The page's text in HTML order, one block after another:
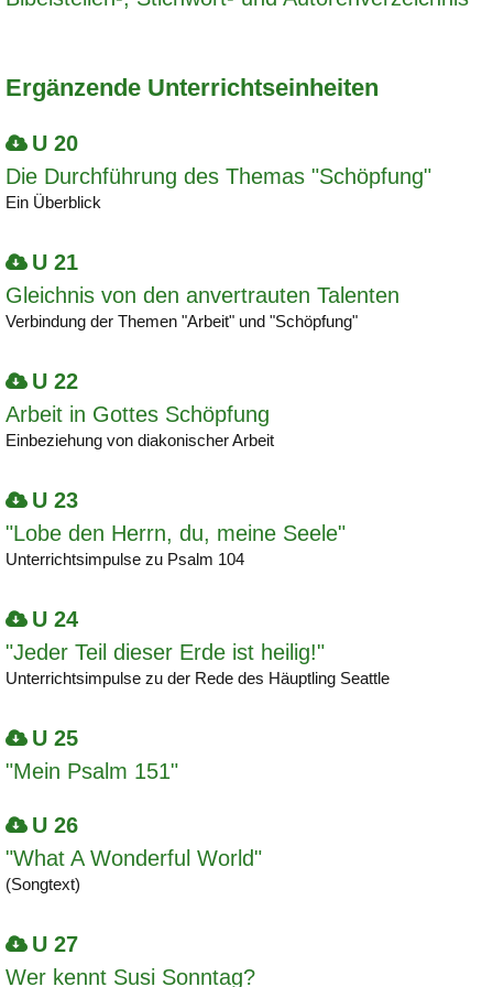
Ergänzende Unterrichtseinheiten
U 20
Die Durchführung des Themas "Schöpfung"
Ein Überblick
U 21
Gleichnis von den anvertrauten Talenten
Verbindung der Themen "Arbeit" und "Schöpfung"
U 22
Arbeit in Gottes Schöpfung
Einbeziehung von diakonischer Arbeit
U 23
"Lobe den Herrn, du, meine Seele"
Unterrichtsimpulse zu Psalm 104
U 24
"Jeder Teil dieser Erde ist heilig!"
Unterrichtsimpulse zu der Rede des Häuptling Seattle
U 25
"Mein Psalm 151"
U 26
"What A Wonderful World"
(Songtext)
U 27
Wer kennt Susi Sonntag?